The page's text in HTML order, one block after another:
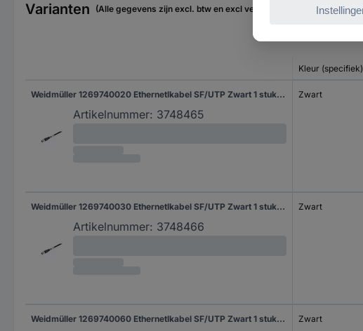
Varianten (Alle gegevens zijn excl. btw en excl verzendkosten)
Kleur (specifiek)
Weidmüller 1269740020 Ethernetlkabel SF/UTP Zwart 1 stuk(s)
Artikelnummer: 3748465
Zwart
Weidmüller 1269740030 Ethernetlkabel SF/UTP Zwart 1 stuk(s)
Artikelnummer: 3748466
Zwart
Weidmüller 1269740060 Ethernetlkabel SF/UTP Zwart 1 stuk(s) Zwart